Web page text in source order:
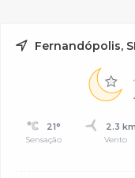
Fernandópolis,
21°
Sensação
2.3
Vento